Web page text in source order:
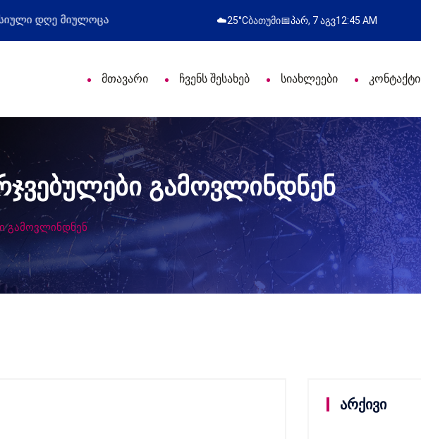
დღე მიულოცა წარმატებული გამოსვლა
☁️25°Cბათუმი📅პარ, 7 აგვ12:45 AM
მთავარი ჩვენს შესახებ სიახლეები კონტაქტი
გამოვლინდნენ
გამოვლინდნენ
არქივი